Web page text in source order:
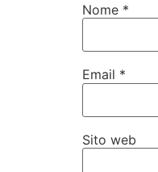
Nome *
Email *
Sito web